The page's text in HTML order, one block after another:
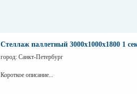
Стеллаж паллетный 3000х1000х1800 1
город: Санкт-Петербург
Короткое описание...